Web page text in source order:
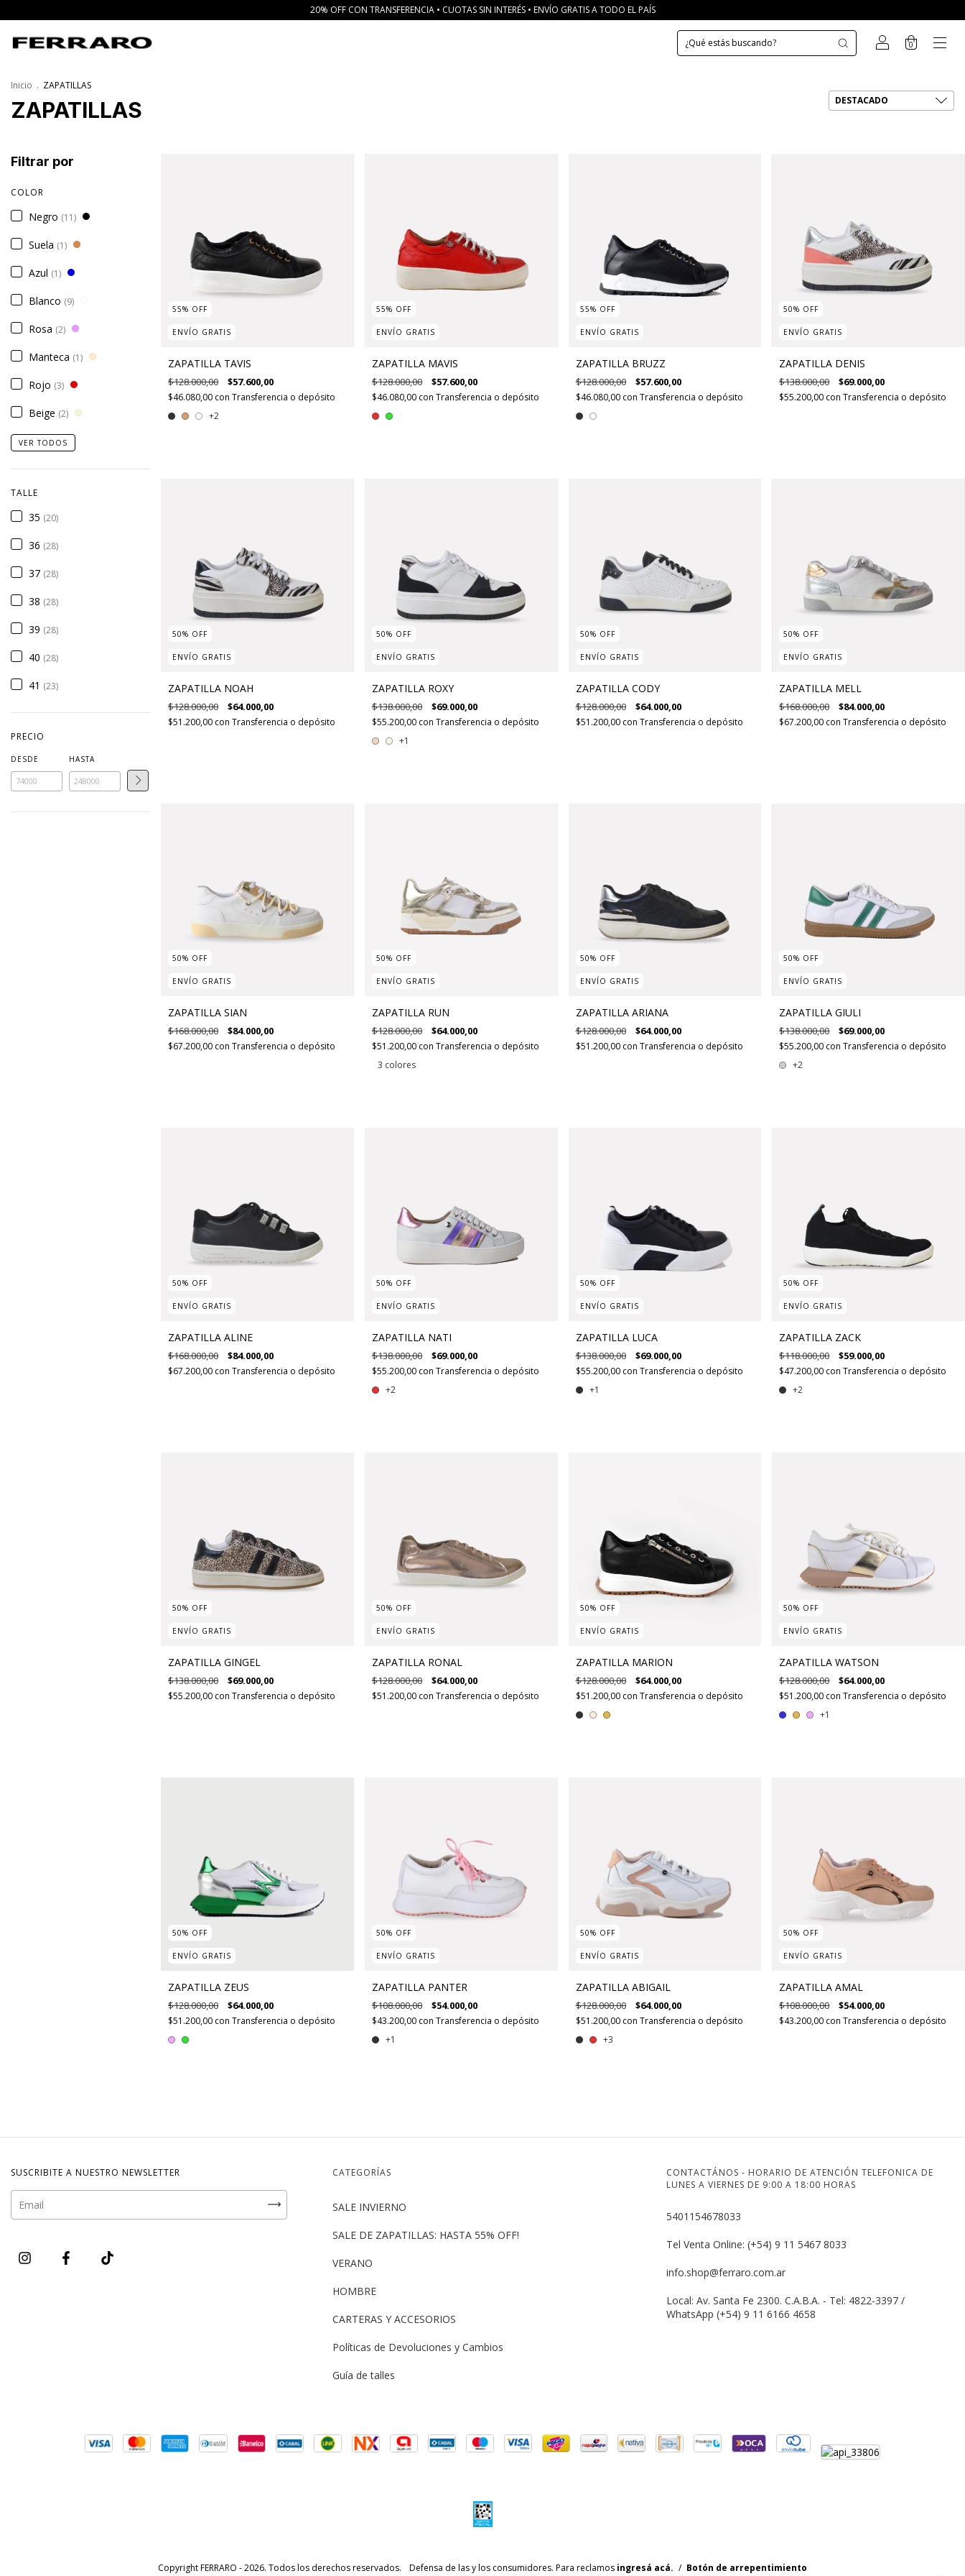
20% OFF CON TRANSFERENCIA • CUOTAS SIN INTERÉS • ENVÍO GRATIS A TODO EL PAÍS
0
Inicio . ZAPATILLAS
ZAPATILLAS
Filtrar por
COLOR
Negro (11)
Suela (1)
Azul (1)
Blanco (9)
Rosa (2)
Manteca (1)
Rojo (3)
Beige (2)
VER TODOS
TALLE
35 (20)
36 (28)
37 (28)
38 (28)
39 (28)
40 (28)
41 (23)
PRECIO
DESDE HASTA
55% OFF
ENVÍO GRATIS
ZAPATILLA TAVIS
$128.000,00 $57.600,00
$46.080,00 con Transferencia o depósito
+2
55% OFF
ENVÍO GRATIS
ZAPATILLA MAVIS
$128.000,00 $57.600,00
$46.080,00 con Transferencia o depósito
55% OFF
ENVÍO GRATIS
ZAPATILLA BRUZZ
$128.000,00 $57.600,00
$46.080,00 con Transferencia o depósito
50% OFF
ENVÍO GRATIS
ZAPATILLA DENIS
$138.000,00 $69.000,00
$55.200,00 con Transferencia o depósito
50% OFF
ENVÍO GRATIS
ZAPATILLA NOAH
$128.000,00 $64.000,00
$51.200,00 con Transferencia o depósito
50% OFF
ENVÍO GRATIS
ZAPATILLA ROXY
$138.000,00 $69.000,00
$55.200,00 con Transferencia o depósito
+1
50% OFF
ENVÍO GRATIS
ZAPATILLA CODY
$128.000,00 $64.000,00
$51.200,00 con Transferencia o depósito
50% OFF
ENVÍO GRATIS
ZAPATILLA MELL
$168.000,00 $84.000,00
$67.200,00 con Transferencia o depósito
50% OFF
ENVÍO GRATIS
ZAPATILLA SIAN
$168.000,00 $84.000,00
$67.200,00 con Transferencia o depósito
50% OFF
ENVÍO GRATIS
ZAPATILLA RUN
$128.000,00 $64.000,00
$51.200,00 con Transferencia o depósito
3 colores
50% OFF
ENVÍO GRATIS
ZAPATILLA ARIANA
$128.000,00 $64.000,00
$51.200,00 con Transferencia o depósito
50% OFF
ENVÍO GRATIS
ZAPATILLA GIULI
$138.000,00 $69.000,00
$55.200,00 con Transferencia o depósito
+2
50% OFF
ENVÍO GRATIS
ZAPATILLA ALINE
$168.000,00 $84.000,00
$67.200,00 con Transferencia o depósito
50% OFF
ENVÍO GRATIS
ZAPATILLA NATI
$138.000,00 $69.000,00
$55.200,00 con Transferencia o depósito
+2
50% OFF
ENVÍO GRATIS
ZAPATILLA LUCA
$138.000,00 $69.000,00
$55.200,00 con Transferencia o depósito
+1
50% OFF
ENVÍO GRATIS
ZAPATILLA ZACK
$118.000,00 $59.000,00
$47.200,00 con Transferencia o depósito
+2
50% OFF
ENVÍO GRATIS
ZAPATILLA GINGEL
$138.000,00 $69.000,00
$55.200,00 con Transferencia o depósito
50% OFF
ENVÍO GRATIS
ZAPATILLA RONAL
$128.000,00 $64.000,00
$51.200,00 con Transferencia o depósito
50% OFF
ENVÍO GRATIS
ZAPATILLA MARION
$128.000,00 $64.000,00
$51.200,00 con Transferencia o depósito
50% OFF
ENVÍO GRATIS
ZAPATILLA WATSON
$128.000,00 $64.000,00
$51.200,00 con Transferencia o depósito
+1
50% OFF
ENVÍO GRATIS
ZAPATILLA ZEUS
$128.000,00 $64.000,00
$51.200,00 con Transferencia o depósito
50% OFF
ENVÍO GRATIS
ZAPATILLA PANTER
$108.000,00 $54.000,00
$43.200,00 con Transferencia o depósito
+1
50% OFF
ENVÍO GRATIS
ZAPATILLA ABIGAIL
$128.000,00 $64.000,00
$51.200,00 con Transferencia o depósito
+3
50% OFF
ENVÍO GRATIS
ZAPATILLA AMAL
$108.000,00 $54.000,00
$43.200,00 con Transferencia o depósito
SUSCRIBITE A NUESTRO NEWSLETTER CATEGORÍAS
SALE INVIERNO
SALE DE ZAPATILLAS: HASTA 55% OFF!
VERANO
HOMBRE
CARTERAS Y ACCESORIOS
Políticas de Devoluciones y Cambios
Guía de talles
CONTACTÁNOS - HORARIO DE ATENCIÓN TELEFONICA DE
LUNES A VIERNES DE 9:00 A 18:00 HORAS
5401154678033
Tel Venta Online: (+54) 9 11 5467 8033
info.shop@ferraro.com.ar
Local: Av. Santa Fe 2300. C.A.B.A. - Tel: 4822-3397 /
WhatsApp (+54) 9 11 6166 4658
Copyright FERRARO - 2026. Todos los derechos reservados. Defensa de las y los consumidores. Para reclamos ingresá acá. / Botón de arrepentimiento